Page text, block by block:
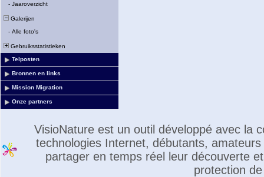
- Jaaroverzicht
Galerijen
- Alle foto's
Gebruiksstatistieken
Telposten
Bronnen en links
Mission Migration
Onze partners
VisioNature est un outil développé avec la
technologies Internet, débutants,
partager en temps réel leur découverte
protection